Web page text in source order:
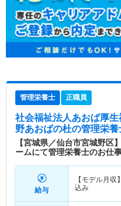
管理栄養士 正職員
社会福祉法人あおば厚
野あおばの杜の管理栄
【宮城県／仙台市宮城野
ームにて管理栄養士のお仕
給与
【モデル月収】
込み